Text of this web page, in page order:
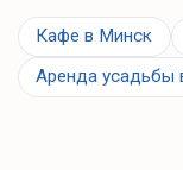
Кафе в Минск
Аренда усадьбы